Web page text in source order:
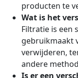
producten te
Wat is het
Filtratie is een
gebruikmaakt
verwijderen,
andere
Is er een